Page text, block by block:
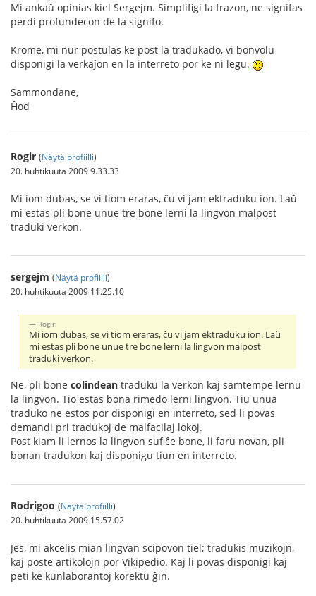
Mi ankaŭ opinias kiel Sergejm. Simplifigi la frazon, ne signifas
perdi profundecon de la signifo.
Krome, mi nur postulas ke post la tradukado, vi bonvolu
disponigi la verkaĵon en la interreto por ke ni legu.
Sammondane,
Ĥod
Rogir (Näytä profiilli)
20. huhtikuuta 2009 9.33.33
Mi iom dubas, se vi tiom eraras, ĉu vi jam ektraduku ion. Laŭ
mi estas pli bone unue tre bone lerni la lingvon malpost
traduki verkon.
sergejm (Näytä profiilli)
20. huhtikuuta 2009 11.25.10
Rogir:
Mi iom dubas, se vi tiom eraras, ĉu vi jam ektraduku ion. Laŭ
mi estas pli bone unue tre bone lerni la lingvon malpost
traduki verkon.
Ne, pli bone colindean traduku la verkon kaj samtempe lernu
la lingvon. Tio estas bona rimedo lerni lingvon. Tiu unua
traduko ne estos por disponigi en interreto, sed li povas
demandi pri tradukoj de malfacilaj lokoj.
Post kiam li lernos la lingvon sufiĉe bone, li faru novan, pli
bonan tradukon kaj disponigu tiun en interreto.
Rodrigoo (Näytä profiilli)
20. huhtikuuta 2009 15.57.02
Jes, mi akcelis mian lingvan scipovon tiel; tradukis muzikojn,
kaj poste artikolojn por Vikipedio. Kaj li povas disponigi kaj
peti ke kunlaborantoj korektu ĝin.